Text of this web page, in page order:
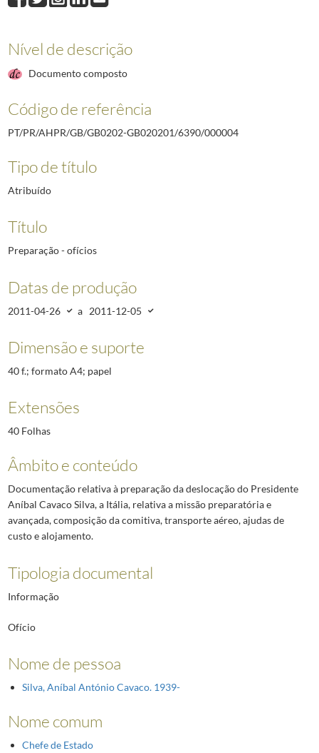
Nível de descrição
Documento composto
Código de referência
PT/PR/AHPR/GB/GB0202-GB020201/6390/000004
Tipo de título
Atribuído
Título
Preparação - ofícios
Datas de produção
2011-04-26 a 2011-12-05
Dimensão e suporte
40 f.; formato A4; papel
Extensões
40 Folhas
Âmbito e conteúdo
Documentação relativa à preparação da deslocação do Presidente
Aníbal Cavaco Silva, a Itália, relativa a missão preparatória e
avançada, composição da comitiva, transporte aéreo, ajudas de
custo e alojamento.
Tipologia documental
Informação
Ofício
Nome de pessoa
Silva, Aníbal António Cavaco. 1939-
Nome comum
Chefe de Estado